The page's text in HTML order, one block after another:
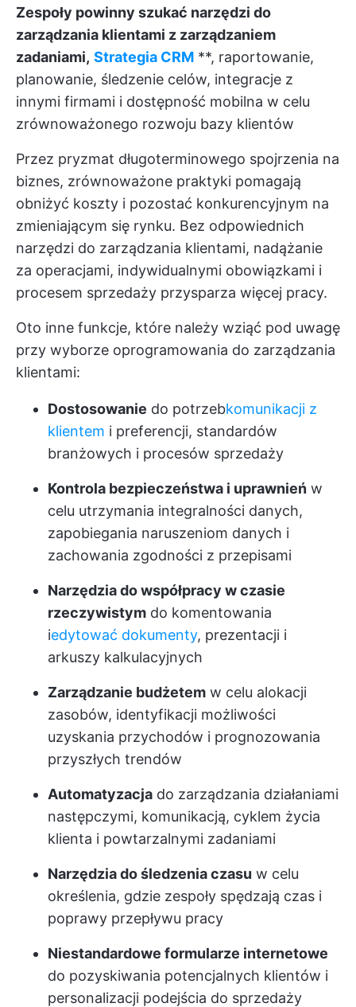
Zespoły powinny szukać narzędzi do
zarządzania klientami z zarządzaniem
zadaniami, Strategia CRM **, raportowanie,
planowanie, śledzenie celów, integracje z
innymi firmami i dostępność mobilna w celu
zrównoważonego rozwoju bazy klientów
Przez pryzmat długoterminowego spojrzenia na
biznes, zrównoważone praktyki pomagają
obniżyć koszty i pozostać konkurencyjnym na
zmieniającym się rynku. Bez odpowiednich
narzędzi do zarządzania klientami, nadążanie
za operacjami, indywidualnymi obowiązkami i
procesem sprzedaży przysparza więcej pracy.
Oto inne funkcje, które należy wziąć pod uwagę
przy wyborze oprogramowania do zarządzania
klientami:
Dostosowanie do potrzebkomunikacji z
klientem i preferencji, standardów
branżowych i procesów sprzedaży
Kontrola bezpieczeństwa i uprawnień w
celu utrzymania integralności danych,
zapobiegania naruszeniom danych i
zachowania zgodności z przepisami
Narzędzia do współpracy w czasie
rzeczywistym do komentowania
iedytować dokumenty, prezentacji i
arkuszy kalkulacyjnych
Zarządzanie budżetem w celu alokacji
zasobów, identyfikacji możliwości
uzyskania przychodów i prognozowania
przyszłych trendów
Automatyzacja do zarządzania działaniami
następczymi, komunikacją, cyklem życia
klienta i powtarzalnymi zadaniami
Narzędzia do śledzenia czasu w celu
określenia, gdzie zespoły spędzają czas i
poprawy przepływu pracy
Niestandardowe formularze internetowe
do pozyskiwania potencjalnych klientów i
personalizacji podejścia do sprzedaży